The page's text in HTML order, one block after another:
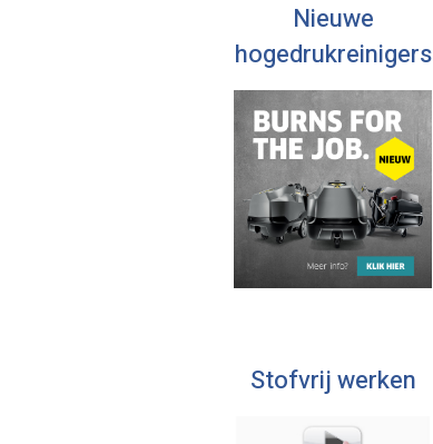
Nieuwe
hogedrukreinigers
Stofvrij werken